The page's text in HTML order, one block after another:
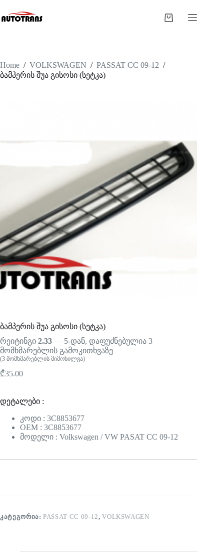
Home / VOLKSWAGEN / PASSAT CC 09-12 /
ბამპერის შუა გისოსი (სეტკა)
ბამპერის შუა გისოსი (სეტკა)
რეიტინგი 2.33 — 5-დან, დაფუძნებულია 3
მომხმარებლის გამოკითხვაზე
(3 მომხმარებლის მიმოხილვა)
₾35.00
დეტალები :
კოდი : 3C8853677
OEM : 3C8853677
მოდელი : Volkswagen / VW PASAT CC 09-12
ᲙᲐᲢᲔᲒᲝᲠᲘᲐ:PASSAT CC 09-12,VOLKSWAGEN